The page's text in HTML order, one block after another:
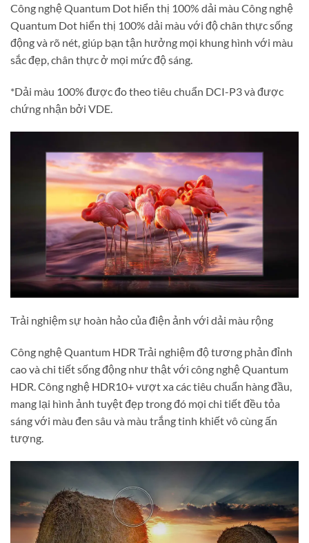
Công nghệ Quantum Dot hiển thị 100% dải màu Công nghệ
Quantum Dot hiển thị 100% dải màu với độ chân thực sống
động và rõ nét, giúp bạn tận hưởng mọi khung hình với màu
sắc đẹp, chân thực ở mọi mức độ sáng.
*Dải màu 100% được đo theo tiêu chuẩn DCI-P3 và được
chứng nhận bởi VDE.
Trải nghiệm sự hoàn hảo của điện ảnh với dải màu rộng
Công nghệ Quantum HDR Trải nghiệm độ tương phản đỉnh
cao và chi tiết sống động như thật với công nghệ Quantum
HDR. Công nghệ HDR10+ vượt xa các tiêu chuẩn hàng đầu,
mang lại hình ảnh tuyệt đẹp trong đó mọi chi tiết đều tỏa
sáng với màu đen sâu và màu trắng tinh khiết vô cùng ấn
tượng.